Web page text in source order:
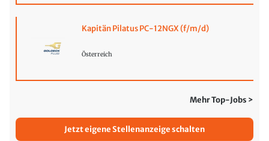
Kapitän Pilatus PC-12NGX (f/m/d)
Österreich
Mehr Top-Jobs >
Jetzt eigene Stellenanzeige schalten